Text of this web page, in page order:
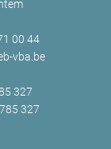
00 44
vba.be
327
327